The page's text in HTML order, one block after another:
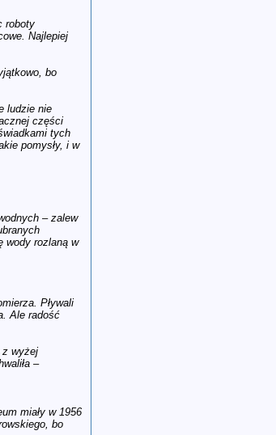
roboty
Najlepiej
bo
ludzie nie
części
tych
pomysły, i w
– zalew
wody rozlaną w
Pływali
Ale radość
z wyżej
–
miały w 1956
bo